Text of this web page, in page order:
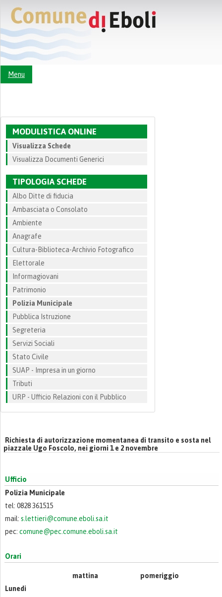
Menu
MODULISTICA ONLINE
Visualizza Schede
Visualizza Documenti Generici
TIPOLOGIA SCHEDE
Albo Ditte di fiducia
Ambasciata o Consolato
Ambiente
Anagrafe
Cultura-Biblioteca-Archivio Fotografico
Elettorale
Informagiovani
Patrimonio
Polizia Municipale
Pubblica Istruzione
Segreteria
Servizi Sociali
Stato Civile
SUAP - Impresa in un giorno
Tributi
URP - Ufficio Relazioni con il Pubblico
Richiesta di autorizzazione momentanea di transito e sosta nel
piazzale Ugo Foscolo, nei giorni 1 e 2 novembre
Ufficio
Polizia Municipale
tel: 0828 361515
mail: s.lettieri@comune.eboli.sa.it
pec: comune@pec.comune.eboli.sa.it
Orari
mattina
pomeriggio
Lunedi